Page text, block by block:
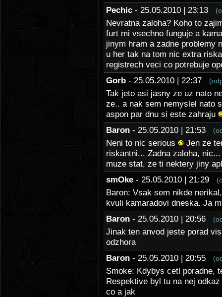
Pechic - 25.05.2010 | 23:13
Nevratna zaloha? Koho to
furt mi vsechno funguje a
jinym hram a zadne problemy
u her tak na tom nic extra
registrech veci co potrebuje
Gorb - 25.05.2010 | 22:37
Tak jeto asi jasny ze uz nato
ze.. a nak sem nemyslel nato
aspon par dnu si este zahraju
Baron - 25.05.2010 | 21:53
Neni to nic serious
Jen ze
riskantni... Zadna zaloha,
muze stat, ze ti nektery jiny
smOke - 25.05.2010 | 21:29
Baron: Vsak sem nikde
kvuli kamaradovi dneska. Ja
Baron - 25.05.2010 | 20:56
Jinak ten anvod jeste porad
odzhora
Baron - 25.05.2010 | 20:55
Smoke: Kdybys cetl poradne,
Respektive byl tu na nej
co a jak